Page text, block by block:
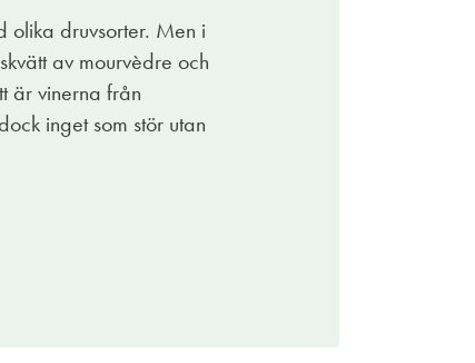
olika druvsorter. Men i
av mourvèdre och
är vinerna från
inget som stör utan